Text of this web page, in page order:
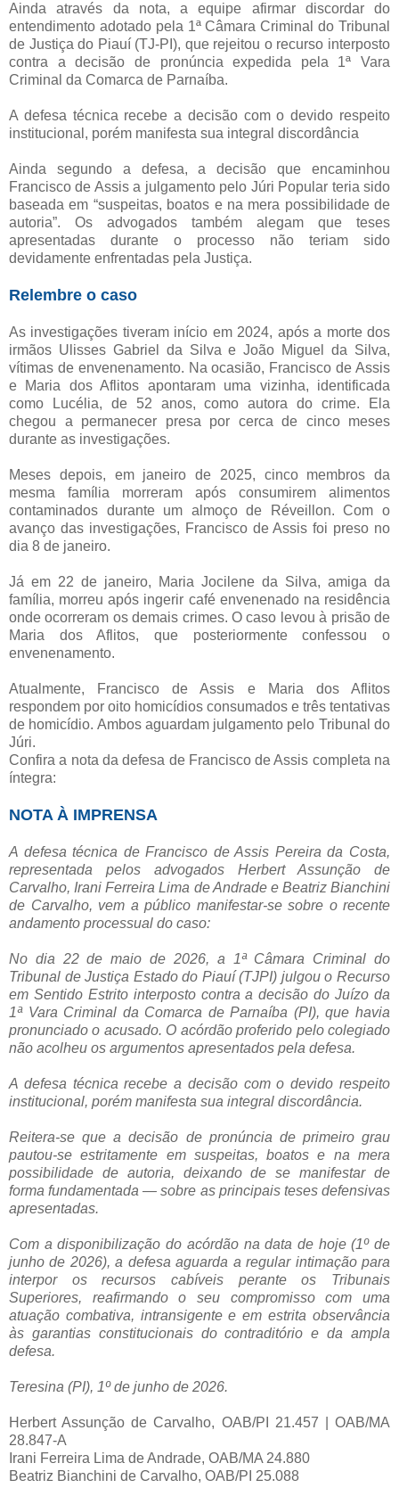
Ainda através da nota, a equipe afirmar discordar do
entendimento adotado pela 1ª Câmara Criminal do Tribunal
de Justiça do Piauí (TJ-PI), que rejeitou o recurso interposto
contra a decisão de pronúncia expedida pela 1ª Vara
Criminal da Comarca de Parnaíba.
A defesa técnica recebe a decisão com o devido respeito
institucional, porém manifesta sua integral discordância
Ainda segundo a defesa, a decisão que encaminhou
Francisco de Assis a julgamento pelo Júri Popular teria sido
baseada em “suspeitas, boatos e na mera possibilidade de
autoria”. Os advogados também alegam que teses
apresentadas durante o processo não teriam sido
devidamente enfrentadas pela Justiça.
Relembre o caso
As investigações tiveram início em 2024, após a morte dos
irmãos Ulisses Gabriel da Silva e João Miguel da Silva,
vítimas de envenenamento. Na ocasião, Francisco de Assis
e Maria dos Aflitos apontaram uma vizinha, identificada
como Lucélia, de 52 anos, como autora do crime. Ela
chegou a permanecer presa por cerca de cinco meses
durante as investigações.
Meses depois, em janeiro de 2025, cinco membros da
mesma família morreram após consumirem alimentos
contaminados durante um almoço de Réveillon. Com o
avanço das investigações, Francisco de Assis foi preso no
dia 8 de janeiro.
Já em 22 de janeiro, Maria Jocilene da Silva, amiga da
família, morreu após ingerir café envenenado na residência
onde ocorreram os demais crimes. O caso levou à prisão de
Maria dos Aflitos, que posteriormente confessou o
envenenamento.
Atualmente, Francisco de Assis e Maria dos Aflitos
respondem por oito homicídios consumados e três tentativas
de homicídio. Ambos aguardam julgamento pelo Tribunal do
Júri.
Confira a nota da defesa de Francisco de Assis completa na
íntegra:
NOTA À IMPRENSA
A defesa técnica de Francisco de Assis Pereira da Costa,
representada pelos advogados Herbert Assunção de
Carvalho, Irani Ferreira Lima de Andrade e Beatriz Bianchini
de Carvalho, vem a público manifestar-se sobre o recente
andamento processual do caso:
No dia 22 de maio de 2026, a 1ª Câmara Criminal do
Tribunal de Justiça Estado do Piauí (TJPI) julgou o Recurso
em Sentido Estrito interposto contra a decisão do Juízo da
1ª Vara Criminal da Comarca de Parnaíba (PI), que havia
pronunciado o acusado. O acórdão proferido pelo colegiado
não acolheu os argumentos apresentados pela defesa.
A defesa técnica recebe a decisão com o devido respeito
institucional, porém manifesta sua integral discordância.
Reitera-se que a decisão de pronúncia de primeiro grau
pautou-se estritamente em suspeitas, boatos e na mera
possibilidade de autoria, deixando de se manifestar de
forma fundamentada — sobre as principais teses defensivas
apresentadas.
Com a disponibilização do acórdão na data de hoje (1º de
junho de 2026), a defesa aguarda a regular intimação para
interpor os recursos cabíveis perante os Tribunais
Superiores, reafirmando o seu compromisso com uma
atuação combativa, intransigente e em estrita observância
às garantias constitucionais do contraditório e da ampla
defesa.
Teresina (PI), 1º de junho de 2026.
Herbert Assunção de Carvalho, OAB/PI 21.457 | OAB/MA
28.847-A
Irani Ferreira Lima de Andrade, OAB/MA 24.880
Beatriz Bianchini de Carvalho, OAB/PI 25.088